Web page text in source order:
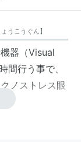
うこうぐん】
器（Visual
間行う事で、
ノストレス眼